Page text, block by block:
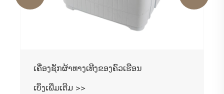
ເຄື່ອງຊັກຜ້າທາງເທີງຂອງຄົວເຮືອນ
ເບິ່ງເພີ່ມເຕີມ >>